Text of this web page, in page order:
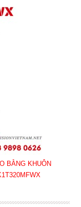
BẰNG KHUÔN